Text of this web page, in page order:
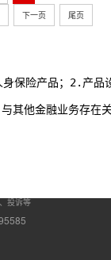
下一页 尾页
保险产品；2.产品
其他金融业务存在
投诉等